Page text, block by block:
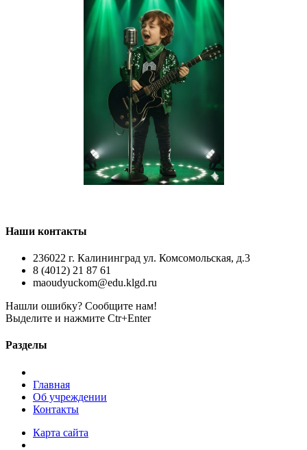
Наши контакты
236022 г. Калининград ул. Комсомольская, д.3
8 (4012) 21 87 61
maoudyuckom@edu.klgd.ru
Нашли ошибку? Сообщите нам!
Выделите и нажмите Ctr+Enter
Разделы
Главная
Об учреждении
Контакты
Карта сайта